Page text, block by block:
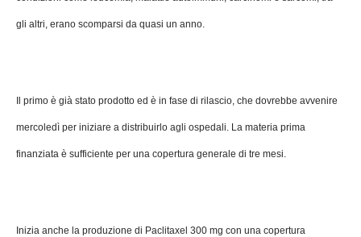
gli altri, erano scomparsi da quasi un anno.
Il primo è già stato prodotto ed è in fase di rilascio, che dovrebbe avvenire
mercoledì per iniziare a distribuirlo agli ospedali. La materia prima
finanziata è sufficiente per una copertura generale di tre mesi.
Inizia anche la produzione di Paclitaxel 300 mg con una copertura